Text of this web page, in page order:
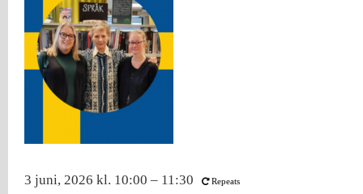
3 juni, 2026 kl. 10:00 – 11:30 Repeats